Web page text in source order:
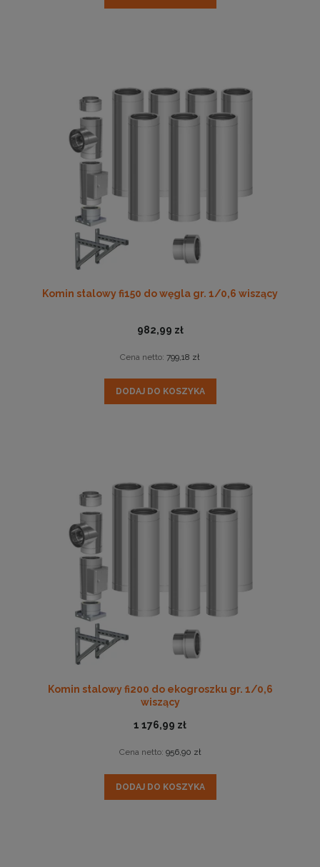
Komin stalowy fi150 do węgla gr. 1/0,6 wiszący
982,99 zł
Cena netto: 799,18 zł
DODAJ DO KOSZYKA
Komin stalowy fi200 do ekogroszku gr. 1/0,6
wiszący
1 176,99 zł
Cena netto: 956,90 zł
DODAJ DO KOSZYKA